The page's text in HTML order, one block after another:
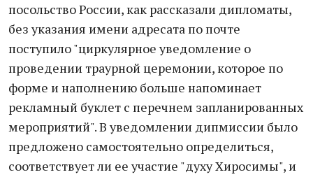
посольство России, как рассказали дипломаты,
без указания имени адресата по почте
поступило "циркулярное уведомление о
проведении траурной церемонии, которое по
форме и наполнению больше напоминает
рекламный буклет с перечнем запланированных
мероприятий". В уведомлении дипмиссии было
предложено самостоятельно определиться,
соответствует ли ее участие "духу Хиросимы", и